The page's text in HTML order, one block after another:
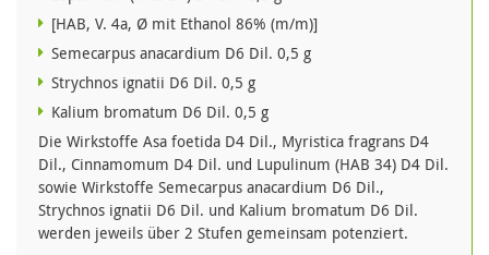
[HAB, V. 4a, Ø mit Ethanol 86% (m/m)]
Semecarpus anacardium D6 Dil. 0,5 g
Strychnos ignatii D6 Dil. 0,5 g
Kalium bromatum D6 Dil. 0,5 g
Die Wirkstoffe Asa foetida D4 Dil., Myristica fragrans D4
Dil., Cinnamomum D4 Dil. und Lupulinum (HAB 34) D4 Dil.
sowie Wirkstoffe Semecarpus anacardium D6 Dil.,
Strychnos ignatii D6 Dil. und Kalium bromatum D6 Dil.
werden jeweils über 2 Stufen gemeinsam potenziert.